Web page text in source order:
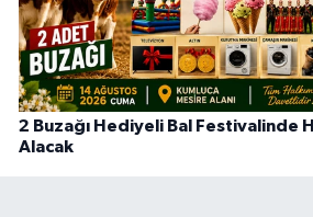
2 Buzağı Hediyeli Bal Festivalinde
Alacak